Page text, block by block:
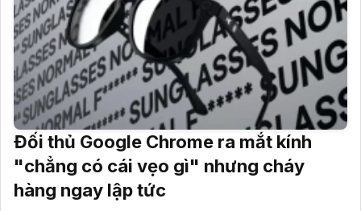
Đối thủ Google Chrome ra mắt kính
"chẳng có cái vẹo gì" nhưng cháy
hàng ngay lập tức